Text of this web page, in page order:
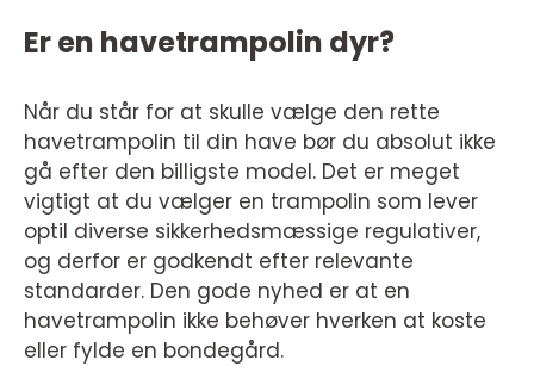
Er en havetrampolin dyr?
Når du står for at skulle vælge den rette
havetrampolin til din have bør du absolut ikke
gå efter den billigste model. Det er meget
vigtigt at du vælger en trampolin som lever
optil diverse sikkerhedsmæssige regulativer,
og derfor er godkendt efter relevante
standarder. Den gode nyhed er at en
havetrampolin ikke behøver hverken at koste
eller fylde en bondegård.